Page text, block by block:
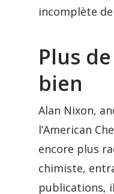
incomplète
Plus
bien
Alan Nixon,
l’American
encore plus
chimiste,
publications,